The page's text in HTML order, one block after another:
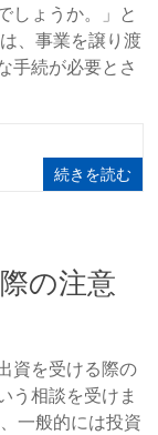
しょうか。」と
、事業を譲り渡
手続が必要とさ
続きを読む
の注意
資を受ける際の
う相談を受けま
一般的には投資